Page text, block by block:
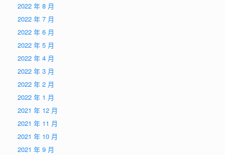
2022 年 8 月
2022 年 7 月
2022 年 6 月
2022 年 5 月
2022 年 4 月
2022 年 3 月
2022 年 2 月
2022 年 1 月
2021 年 12 月
2021 年 11 月
2021 年 10 月
2021 年 9 月